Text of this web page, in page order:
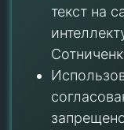
текст на